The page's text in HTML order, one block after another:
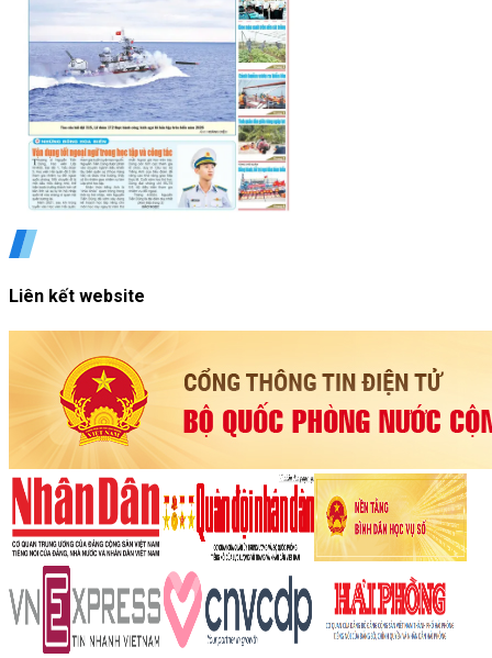
Liên kết website